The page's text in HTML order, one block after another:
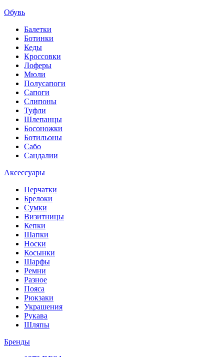
Обувь
Балетки
Ботинки
Кеды
Кроссовки
Лоферы
Мюли
Полусапоги
Сапоги
Слипоны
Туфли
Шлепанцы
Босоножки
Ботильоны
Сабо
Сандалии
Аксессуары
Перчатки
Брелоки
Сумки
Визитницы
Кепки
Шапки
Носки
Косынки
Шарфы
Ремни
Разное
Пояса
Рюкзаки
Украшения
Рукава
Шляпы
Бренды